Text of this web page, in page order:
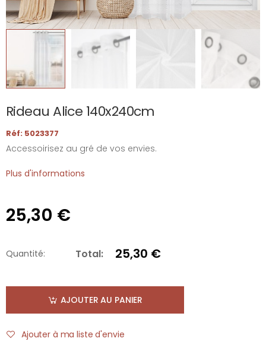
Rideau Alice 140x240cm
Réf: 5023377
Accessoirisez au gré de vos envies.
Plus d'informations
25,30 €
Quantité: Total: 25,30 €
AJOUTER AU PANIER
Ajouter à ma liste d'envie